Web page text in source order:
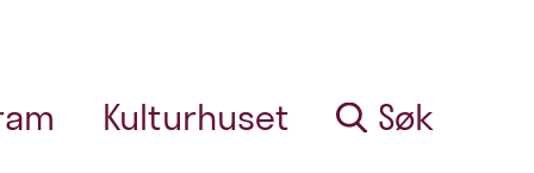
Kulturhuset Søk